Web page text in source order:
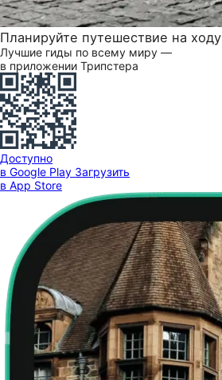
Планируйте путешествие на ходу
Лучшие гиды по всему миру —
в приложении Трипстера
Доступно
в Google Play Загрузить
в App Store